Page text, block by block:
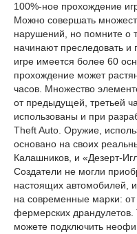
100%-ное прохождение
Можно совершать
нарушений, но помните о
начинают преследовать и
игре имеется более 60
прохождение может
часов. Множество
от предыдущей, третьей
использованы и при
Theft Auto. Оружие,
основано на своих
Калашников, и «Дезерт-
Создатели не могли
настоящих автомобилей,
на современные марки:
фермерских
можете подключить